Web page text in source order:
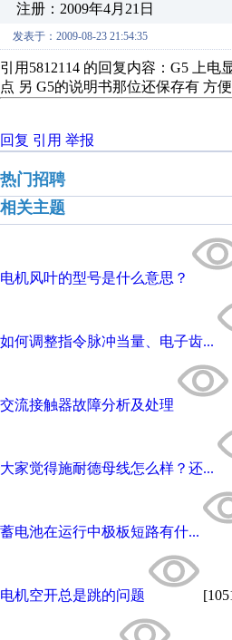
注册：2009年4月21日
发表于：2009-08-23 21:54:35
引用5812114 的回复内容：G5 上
点 另 G5的说明书那位还保存有 方
回复 引用 举报
热门招聘
相关主题
电机风叶的型号是什么意思？
如何调整指令脉冲当量、电子齿...
交流接触器故障分析及处理
大家觉得施耐德母线怎么样？还...
蓄电池在运行中极板短路有什...
电机空开总是跳的问题